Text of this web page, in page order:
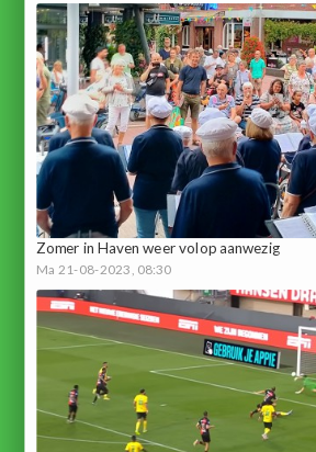
Zomer in Haven weer volop aanwezig
Ma 21-08-2023, 08:30